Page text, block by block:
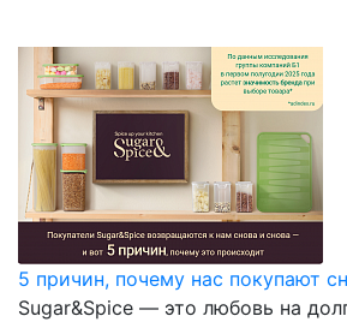
5 причин, почему нас покупают
Sugar&Spice — это любовь на